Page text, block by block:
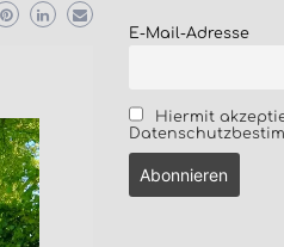
E-Mail-Adresse
Hiermit